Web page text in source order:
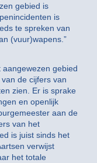
gebied is
is
te spreken van
(vuur)wapens.”
aangewezen gebied
de cijfers van
zien. Er is sprake
en openlijk
aan de
van het
is juist sinds het
verwijst
het totale